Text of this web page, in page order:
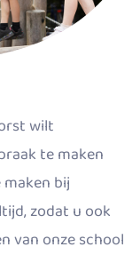
wilt
te maken
bij
zodat u ook
van onze school